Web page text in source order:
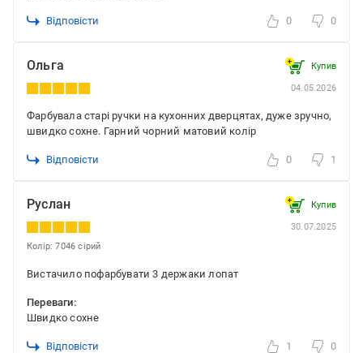
Відповісти 0 0
Ольга Купив
04.05.2026
Фарбувала старі ручки на кухонних дверцятах, дуже зручно,
швидко сохне. Гарний чорний матовий колір
Відповісти 0 1
Руслан Купив
30.07.2025
Колір: 7046 сірий
Вистачило пофарбувати 3 держаки лопат
Переваги:
Швидко сохне
Відповісти 1 0